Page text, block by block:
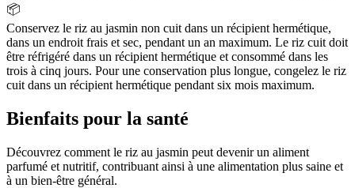
📦
Conservez le riz au jasmin non cuit dans un récipient hermétique,
dans un endroit frais et sec, pendant un an maximum. Le riz cuit doit
être réfrigéré dans un récipient hermétique et consommé dans les
trois à cinq jours. Pour une conservation plus longue, congelez le riz
cuit dans un récipient hermétique pendant six mois maximum.
Bienfaits pour la santé
Découvrez comment le riz au jasmin peut devenir un aliment
parfumé et nutritif, contribuant ainsi à une alimentation plus saine et
à un bien-être général.